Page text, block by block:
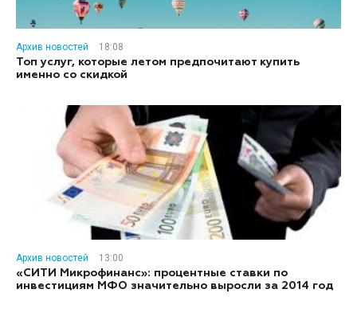
Архив новостей
18:08
Топ услуг, которые летом предпочитают купить
именно со скидкой
Архив новостей
13:00
«СИТИ Микрофинанс»: процентные ставки по
инвестициям МФО значительно выросли за 2014 год